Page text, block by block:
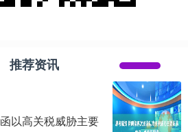
推荐资讯
以高关税威胁主要